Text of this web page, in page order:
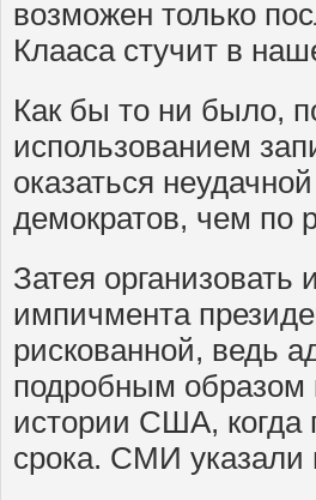
возможен только
Клааса стучит в
Как бы то ни было,
использованием
оказаться
демократов, чем по
Затея
импичмента
рискованной, ведь
подробным образом
истории США, когда
срока. СМИ указали